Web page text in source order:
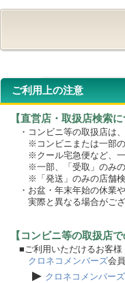
ご利用上の注意
【直営店・取扱店検索に
・コンビニ等の取扱店は
※コンビニまたは一部の
※クール宅急便など、一
※一部、「受取」のみの
※「発送」のみの店舗検
・お盆・年末年始の休業
実際と異なる場合がござ
【コンビニ等の取扱店
■ご利用いただけるお客様
クロネコメンバーズ会
▶ クロネコメンバーズ